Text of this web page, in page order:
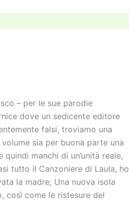
– per le sue parodie
dove un sedicente editore
falsi, troviamo una
sia per buona parte una
manchi di un’unità reale,
tutto il Canzoniere di Laula, ho
la madre; Una nuova isola
così come le ristesure del